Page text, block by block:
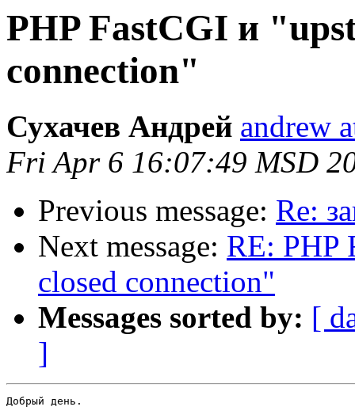
PHP FastCGI и
connection"
Сухачев Андрей andrew
Fri Apr 6 16:07:49 MSD
Previous message: Re:
Next message: RE: PHP
closed connection"
Messages sorted by: [
]
Добрый день.